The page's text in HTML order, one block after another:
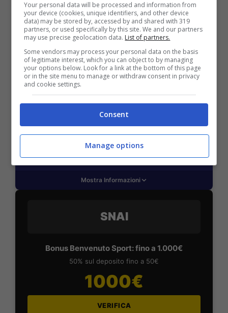
BONUS BENVENUTO LOTTOMATICA: 2050€
Fino a 2050€ bonus scommesse e sport
Per i nuovi utenti della piattaforma: 100% fino a 50€ in
Bonus Scommesse + 100% fino a 2000€ in Bonus
Sport
2050€
VERIFICA
Mostra Informazioni
SNAI
Bonus Benvenuto Sport: fino a 1.000€
50% sul deposito fino a 50€
1000€
VERIFICA
Your personal data will be processed and information from
your device (cookies, unique identifiers, and other device
data) may be stored by, accessed by and shared with 319
partners, or used specifically by this site. We and our partners
may use precise geolocation data. List of partners.
Some vendors may process your personal data on the basis
of legitimate interest, which you can object to by managing
your options below. Look for a link at the bottom of this page
or in the site menu to manage or withdraw consent in privacy
and cookie settings.
Consent
Manage options